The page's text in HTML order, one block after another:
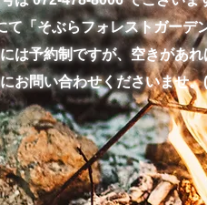
て「そぶらフォレストガーデ
は予約制ですが、空きがあ
お問い合わせくださいませ。